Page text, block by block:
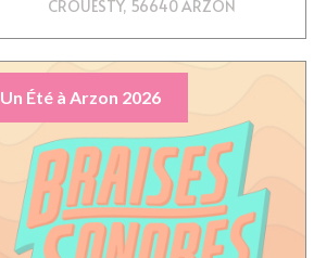
CROUESTY, 56640 ARZON
Un Été à Arzon 2026